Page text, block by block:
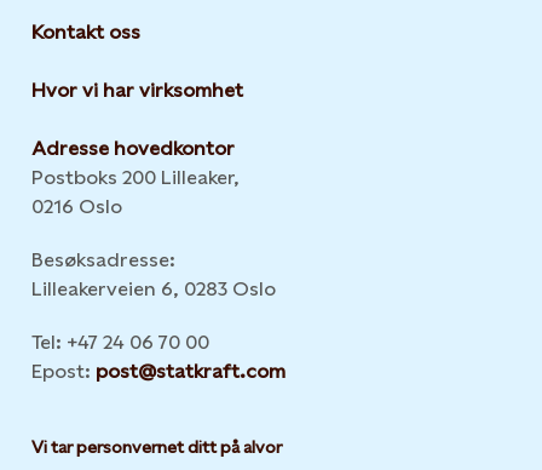
Kontakt oss
Hvor vi har virksomhet
Adresse hovedkontor
Postboks 200 Lilleaker,
0216 Oslo
Besøksadresse:
Lilleakerveien 6, 0283 Oslo
Tel: +47 24 06 70 00
Epost: post@statkraft.com
Vi tar personvernet ditt på alvor